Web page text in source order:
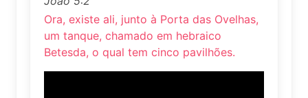
Ora, existe ali, junto à Porta das Ovelhas,
um tanque, chamado em hebraico
Betesda, o qual tem cinco pavilhões.